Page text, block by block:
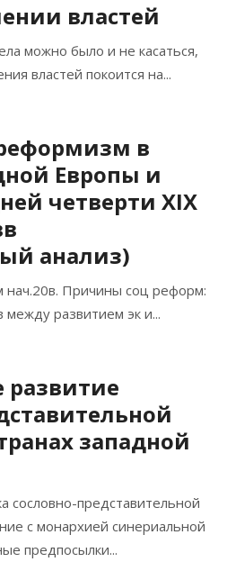
властей
можно было и не касаться,
властей покоится на...
в
Европы и
четверти XIX
анализ)
Причины соц реформ:
между развитием эк и...
развитие
западной
сословно-представительной
с монархией синериальной
предпосылки...